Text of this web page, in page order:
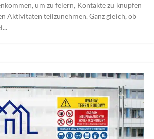
um zu feiern, Kontakte zu knüpfen
Aktivitäten teilzunehmen. Ganz gleich, ob